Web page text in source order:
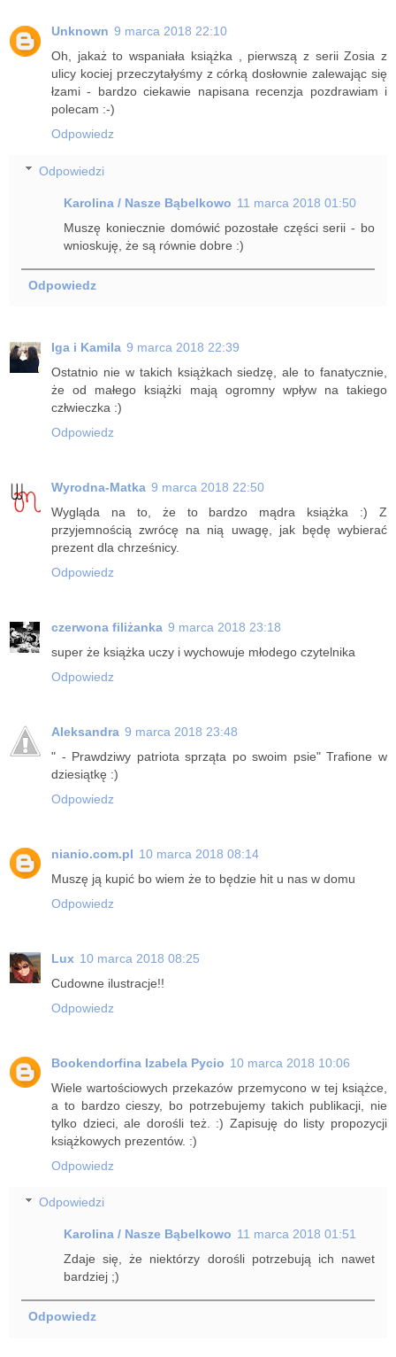
Unknown 9 marca 2018 22:10
Oh, jakaż to wspaniała książka , pierwszą z serii Zosia z
ulicy kociej przeczytałyśmy z córką dosłownie zalewając się
łzami - bardzo ciekawie napisana recenzja pozdrawiam i
polecam :-)
Odpowiedz
Odpowiedzi
Karolina / Nasze Bąbelkowo 11 marca 2018 01:50
Muszę koniecznie domówić pozostałe części serii - bo
wnioskuję, że są równie dobre :)
Odpowiedz
Iga i Kamila 9 marca 2018 22:39
Ostatnio nie w takich książkach siedzę, ale to fanatycznie,
że od małego książki mają ogromny wpływ na takiego
człwieczka :)
Odpowiedz
Wyrodna-Matka 9 marca 2018 22:50
Wygląda na to, że to bardzo mądra książka :) Z
przyjemnością zwrócę na nią uwagę, jak będę wybierać
prezent dla chrześnicy.
Odpowiedz
czerwona filiżanka 9 marca 2018 23:18
super że książka uczy i wychowuje młodego czytelnika
Odpowiedz
Aleksandra 9 marca 2018 23:48
" - Prawdziwy patriota sprząta po swoim psie" Trafione w
dziesiątkę :)
Odpowiedz
nianio.com.pl 10 marca 2018 08:14
Muszę ją kupić bo wiem że to będzie hit u nas w domu
Odpowiedz
Lux 10 marca 2018 08:25
Cudowne ilustracje!!
Odpowiedz
Bookendorfina Izabela Pycio 10 marca 2018 10:06
Wiele wartościowych przekazów przemycono w tej książce,
a to bardzo cieszy, bo potrzebujemy takich publikacji, nie
tylko dzieci, ale dorośli też. :) Zapisuję do listy propozycji
książkowych prezentów. :)
Odpowiedz
Odpowiedzi
Karolina / Nasze Bąbelkowo 11 marca 2018 01:51
Zdaje się, że niektórzy dorośli potrzebują ich nawet
bardziej ;)
Odpowiedz